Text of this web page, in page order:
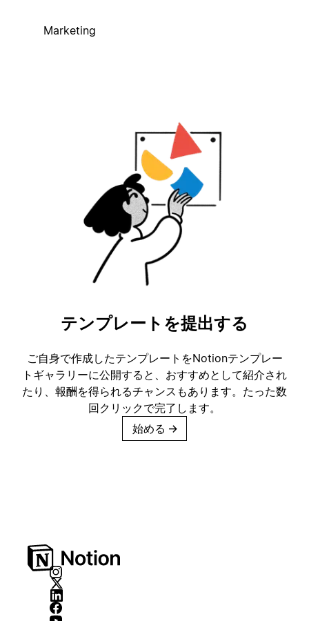
Marketing
テンプレートを提出する
ご自身で作成したテンプレートをNotionテンプレー
トギャラリーに公開すると、おすすめとして紹介され
たり、報酬を得られるチャンスもあります。たった数
回クリックで完了します。
始める →